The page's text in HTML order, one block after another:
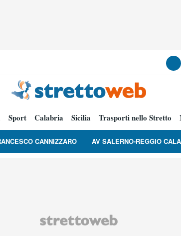
Sport Calabria Sicilia Trasporti nello Stretto
CANNIZZARO AV SALERNO-REGGIO